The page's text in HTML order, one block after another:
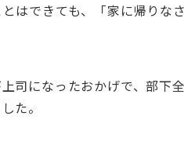
はできても、「家に帰りな
司になったおかげで、部下
た。